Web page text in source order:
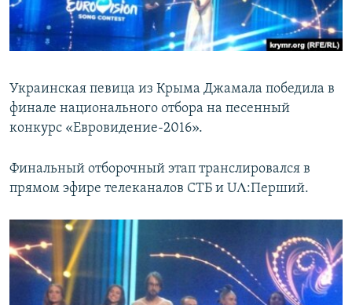
ПОБЕДИТЕЛЕЙ НЕ СУДЯТ?
КРЫМ.НЕПОКОРЕННЫЙ
УКРАИНСКАЯ ПРОБЛЕМА КРЫМА
ПРИСОЕДИНЯЙТЕСЬ!
Все сайты RFE/RL
Украинская певица из Крыма Джамала победила в
финале национального отбора на песенный
конкурс «Евровидение-2016».
Финальный отборочный этап транслировался в
прямом эфире телеканалов СТБ и UΛ:Перший.